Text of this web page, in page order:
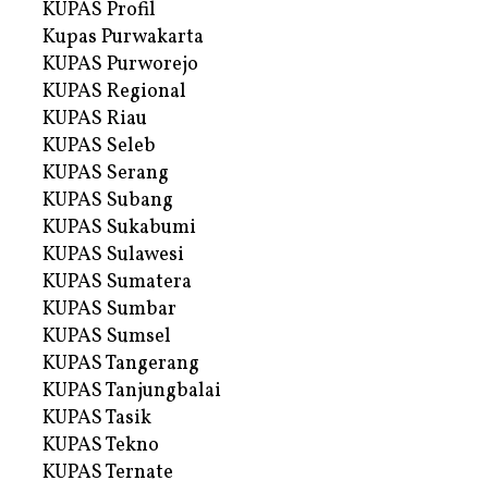
KUPAS Profil
Kupas Purwakarta
KUPAS Purworejo
KUPAS Regional
KUPAS Riau
KUPAS Seleb
KUPAS Serang
KUPAS Subang
KUPAS Sukabumi
KUPAS Sulawesi
KUPAS Sumatera
KUPAS Sumbar
KUPAS Sumsel
KUPAS Tangerang
KUPAS Tanjungbalai
KUPAS Tasik
KUPAS Tekno
KUPAS Ternate